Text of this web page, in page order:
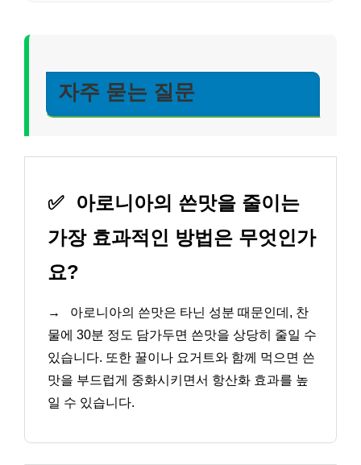
자주 묻는 질문
✅
아로니아의 쓴맛을 줄이는
가장 효과적인 방법은 무엇인가
요?
→
아로니아의 쓴맛은 타닌 성분 때문인데, 찬
물에 30분 정도 담가두면 쓴맛을 상당히 줄일 수
있습니다. 또한 꿀이나 요거트와 함께 먹으면 쓴
맛을 부드럽게 중화시키면서 항산화 효과를 높
일 수 있습니다.